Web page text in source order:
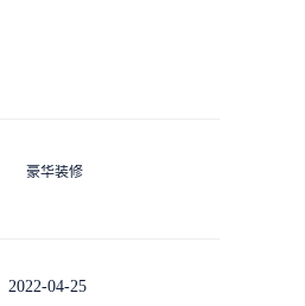
豪华装修
2022-04-25